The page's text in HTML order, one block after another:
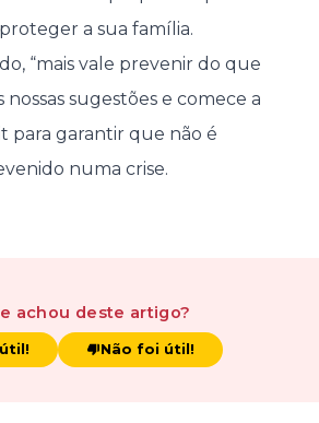
a sua família.
“mais vale prevenir do que
nossas sugestões e comece a
para garantir que não é
numa crise.
achou deste artigo?
Não foi útil!